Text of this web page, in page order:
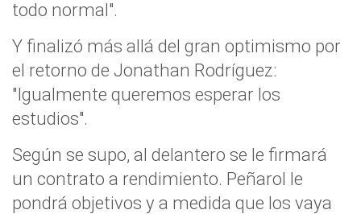
todo normal".
Y finalizó más allá del gran optimismo por
el retorno de Jonathan Rodríguez:
"Igualmente queremos esperar los
estudios".
Según se supo, al delantero se le firmará
un contrato a rendimiento. Peñarol le
pondrá objetivos y a medida que los vaya